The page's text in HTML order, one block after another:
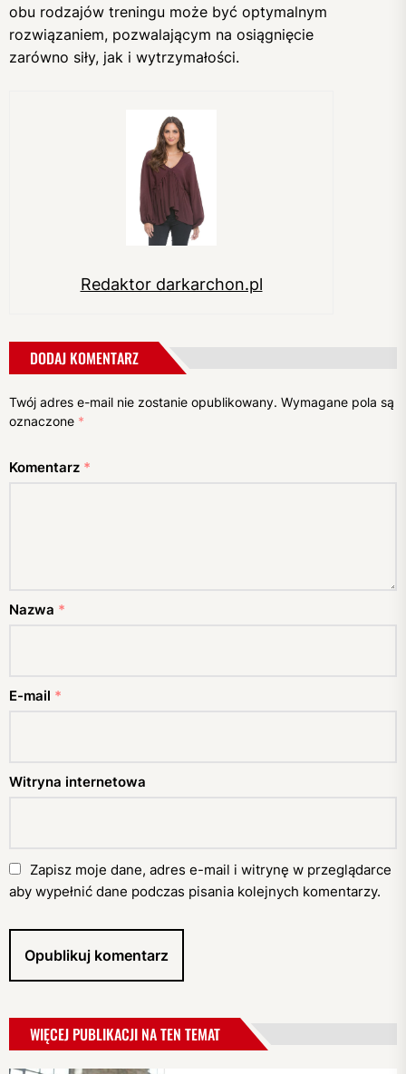
obu rodzajów treningu może być optymalnym
rozwiązaniem, pozwalającym na osiągnięcie
zarówno siły, jak i wytrzymałości.
Redaktor darkarchon.pl
DODAJ KOMENTARZ
Twój adres e-mail nie zostanie opublikowany. Wymagane pola są
oznaczone *
Komentarz *
Nazwa *
E-mail *
Witryna internetowa
Zapisz moje dane, adres e-mail i witrynę w przeglądarce
aby wypełnić dane podczas pisania kolejnych komentarzy.
WIĘCEJ PUBLIKACJI NA TEN TEMAT